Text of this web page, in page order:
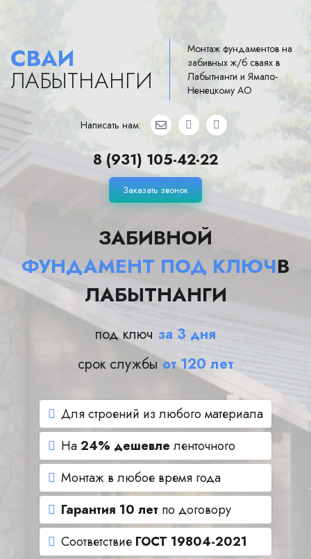
СВАИ
ЛАБЫТНАНГИ
Монтаж фундаментов на
забивных ж/б сваях в
Лабытнанги и Ямало-
Ненецкому АО
Написать нам:
8 (931) 105-42-22
Заказать звонок
ЗАБИВНОЙ
ФУНДАМЕНТ ПОД КЛЮЧВ
ЛАБЫТНАНГИ
под ключ за 3 дня
срок службыот 120 лет
Для строений из любого материала
На24% дешевле ленточного
Монтаж в любое время года
Гарантия 10 лет по договору
Соответствие ГОСТ 19804-2021